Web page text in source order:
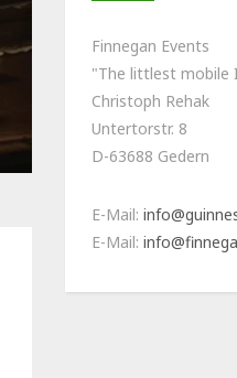
Finnegan Events
"The littlest mobile
Christoph Rehak
Untertorstr. 8
D-63688 Gedern
E-Mail:
E-Mail: